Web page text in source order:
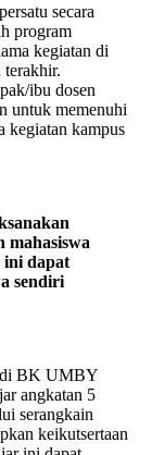
secara
program
kegiatan di
terakhir.
ibu dosen
untuk memenuhi
kegiatan kampus
mahasiswa
ini dapat
sendiri
BK UMBY
angkatan 5
serangkain
keikutsertaan